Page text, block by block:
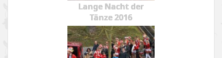
Lange Nacht der
Tänze 2016